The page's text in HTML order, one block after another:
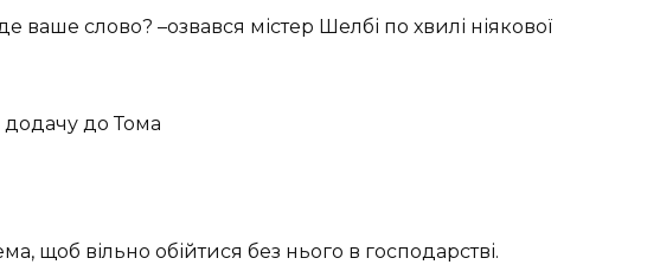
ваше слово? –озвався містер Шелбі по хвилі ніякової
додачу до Тома
щоб вільно обійтися без нього в господарстві.